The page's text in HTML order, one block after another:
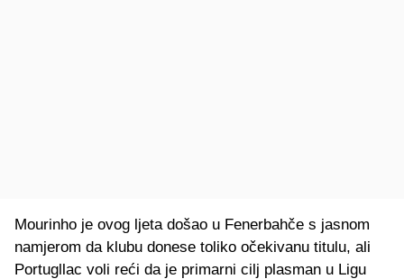
Mourinho je ovog ljeta došao u Fenerbahče s jasnom
namjerom da klubu donese toliko očekivanu titulu, ali
Portugllac voli reći da je primarni cilj plasman u Ligu